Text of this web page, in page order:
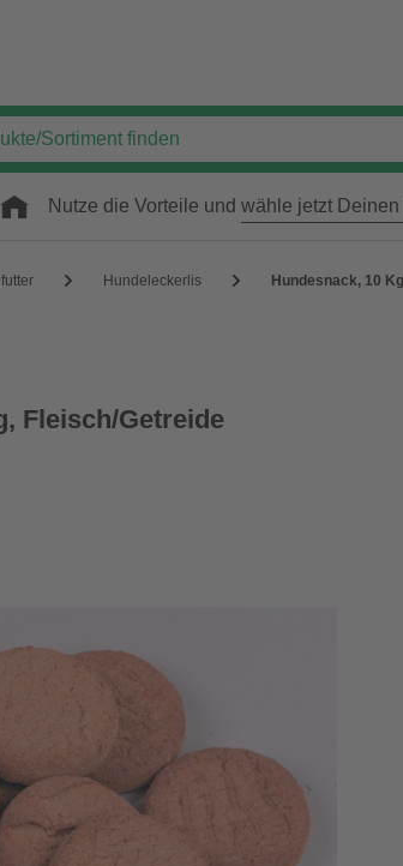
Nutze die Vorteile und wähle jetzt Deinen
Hundeleckerlis Hundesnack, 10
Fleisch/Getreide